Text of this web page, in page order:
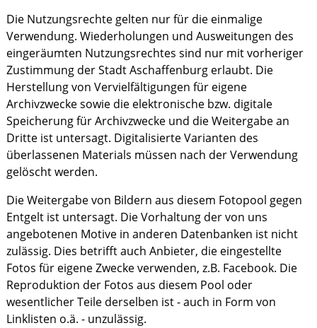
Die Nutzungsrechte gelten nur für die einmalige
Verwendung. Wiederholungen und Ausweitungen des
eingeräumten Nutzungsrechtes sind nur mit vorheriger
Zustimmung der Stadt Aschaffenburg erlaubt. Die
Herstellung von Vervielfältigungen für eigene
Archivzwecke sowie die elektronische bzw. digitale
Speicherung für Archivzwecke und die Weitergabe an
Dritte ist untersagt. Digitalisierte Varianten des
überlassenen Materials müssen nach der Verwendung
gelöscht werden.
Die Weitergabe von Bildern aus diesem Fotopool gegen
Entgelt ist untersagt. Die Vorhaltung der von uns
angebotenen Motive in anderen Datenbanken ist nicht
zulässig. Dies betrifft auch Anbieter, die eingestellte
Fotos für eigene Zwecke verwenden, z.B. Facebook. Die
Reproduktion der Fotos aus diesem Pool oder
wesentlicher Teile derselben ist - auch in Form von
Linklisten o.ä. - unzulässig.